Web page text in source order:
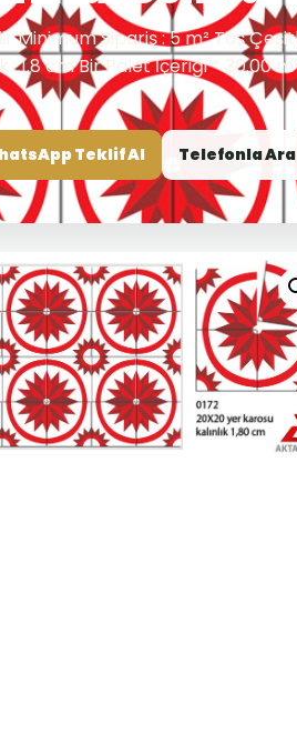
Minimum Sipariş : 5 m² Taş
: 1.8 cm Bir Palet İçeriği * 30.00
Teklif Al Telefonla Ara